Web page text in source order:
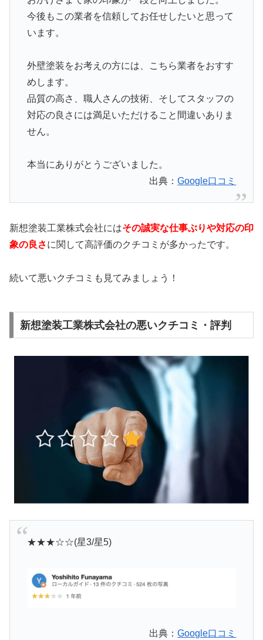
今後もこの業者を信頼してお任せしたいと思って
います。
外壁塗装をお考えの方には、こちら業者をおすす
めします。
品質の高さ、職人さんの技術、そしてスタッフの
対応の良さには満足いただけること間違いありま
せん。
本当にありがとうございました。
出典：Google口コミ
新想塗装工業株式会社にはその誠実な仕事ぶりや対応の印
象の良さに関して高評価のクチコミが多かったです。
続いて悪いクチコミも見てみましょう！
新想塗装工業株式会社の悪いクチコミ・評判
★★★☆☆(星3/星5)
出典：Google口コミ